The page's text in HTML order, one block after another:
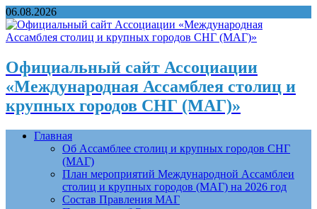
06.08.2026
Официальный сайт Ассоциации
«Международная Ассамблея столиц и
крупных городов СНГ (МАГ)»
Главная
Об Ассамблее столиц и крупных городов СНГ
(МАГ)
План мероприятий Международной Ассамблеи
столиц и крупных городов (МАГ) на 2026 год
Состав Правления МАГ